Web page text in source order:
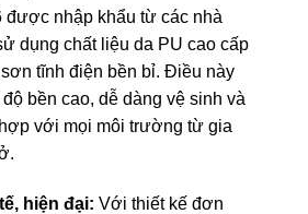
được nhập khẩu từ các nhà
dụng chất liệu da PU cao cấp
tĩnh điện bền bỉ. Điều này
bền cao, dễ dàng vệ sinh và
với mọi môi trường từ gia
hiện đại: Với thiết kế đơn